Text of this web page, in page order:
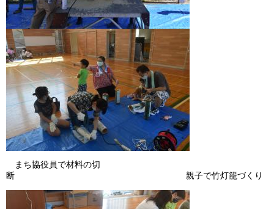
まち協役員で材料の切
断 親子で竹灯籠づくり